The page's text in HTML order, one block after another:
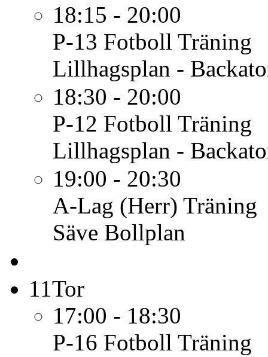
18:15 - 20:00
P-13 Fotboll Träning
Lillhagsplan -
18:30 - 20:00
P-12 Fotboll Träning
Lillhagsplan -
19:00 - 20:30
A-Lag (Herr) Träning
Säve Bollplan
11Tor
17:00 - 18:30
P-16 Fotboll Träning